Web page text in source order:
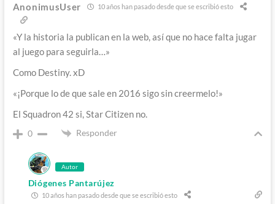
AnonimusUser 10 años han pasado desde que se escribió esto
«Y la historia la publican en la web, así que no hace falta jugar
al juego para seguirla…»
Como Destiny. xD
«¡Porque lo de que sale en 2016 sigo sin creermelo!»
El Squadron 42 si, Star Citizen no.
0 Responder
Autor
Diógenes Pantarújez
10 años han pasado desde que se escribió esto